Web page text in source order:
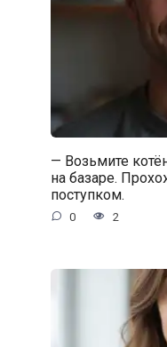
— Возьмите
на базаре.
поступком.
0 2